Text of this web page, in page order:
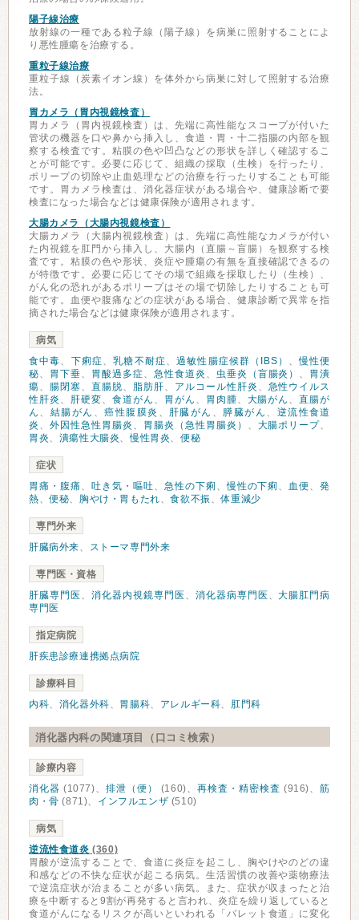
陽子線治療
放射線の一種である粒子線（陽子線）を病巣に照射することによ
り悪性腫瘍を治療する。
重粒子線治療
重粒子線（炭素イオン線）を体外から病巣に対して照射する治療
法。
胃カメラ（胃内視鏡検査）
胃カメラ（胃内視鏡検査）は、先端に高性能なスコープが付いた
管状の機器を口や鼻から挿入し、食道・胃・十二指腸の内部を観
察する検査です。粘膜の色や凹凸などの形状を詳しく確認するこ
とが可能です。必要に応じて、組織の採取（生検）を行ったり、
ポリープの切除や止血処理などの治療を行ったりすることも可能
です。胃カメラ検査は、消化器症状がある場合や、健康診断で要
検査になった場合などは健康保険が適用されます。
大腸カメラ（大腸内視鏡検査）
大腸カメラ（大腸内視鏡検査）は、先端に高性能なカメラが付い
た内視鏡を肛門から挿入し、大腸内（直腸～盲腸）を観察する検
査です。粘膜の色や形状、炎症や腫瘍の有無を直接確認できるの
が特徴です。必要に応じてその場で組織を採取したり（生検）、
がん化の恐れがあるポリープはその場で切除したりすることも可
能です。血便や腹痛などの症状がある場合、健康診断で異常を指
摘された場合などは健康保険が適用されます。
病気
食中毒、 下痢症、乳糖不耐症、過敏性腸症候群（IBS） 、慢性便
秘、 胃下垂、 胃酸過多症、 急性食道炎 、 虫垂炎（盲腸炎） 、 胃潰
瘍、 腸閉塞、 直腸脱、 脂肪肝、 アルコール性肝炎 、 急性ウイルス
性肝炎 、 肝硬変、 食道がん 、 胃がん 、 胃肉腫、 大腸がん 、直腸が
ん 、 結腸がん 、癌性腹膜炎 、 肝臓がん 、 膵臓がん 、 逆流性食道
炎 、 外因性急性胃腸炎 、 胃腸炎（急性胃腸炎） 、 大腸ポリープ、
胃炎、 潰瘍性大腸炎、慢性胃炎、便秘
症状
胃痛・腹痛 、 吐き気・嘔吐、 急性の下痢 、慢性の下痢 、 血便、発
熱、便秘、 胸やけ・胃もたれ、食欲不振 、体重減少
専門外来
肝臓病外来、 ストーマ専門外来
専門医・資格
肝臓専門医 、 消化器内視鏡専門医 、 消化器病専門医 、大腸肛門病
専門医
指定病院
肝疾患診療連携拠点病院
診療科目
内科、 消化器外科、 胃腸科、 アレルギー科、 肛門科
消化器内科の関連項目（口コミ検索）
診療内容
消化器 (1077)、 排泄（便） (160)、再検査・精密検査 (916)、筋
肉・骨 (871)、 インフルエンザ (510)
病気
逆流性食道炎 (360)
胃酸が逆流することで、食道に炎症を起こし、胸やけやのどの違
和感などの不快な症状が起こる病気。生活習慣の改善や薬物療法
で逆流症状が治まることが多い病気。また、症状が収まったと治
療を中断すると9割が再発すると言われ、炎症を繰り返していると
食道がんになるリスクが高いといわれる「バレット食道」に変化